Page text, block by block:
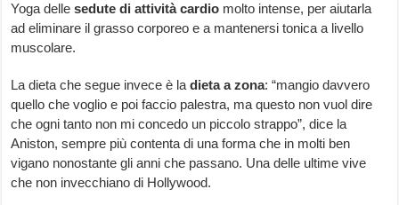
Yoga dellesedute di attività cardio molto intense, per aiutarla
ad eliminare il grasso corporeo e a mantenersi tonica a livello
muscolare.
La dieta che segue invece è ladieta a zona: “mangio davvero
quello che voglio e poi faccio palestra, ma questo non vuol dire
che ogni tanto non mi concedo un piccolo strappo”, dice la
Aniston, sempre più contenta di una forma che in molti ben
vigano nonostante gli anni che passano. Una delle ultime vive
che non invecchiano di Hollywood.